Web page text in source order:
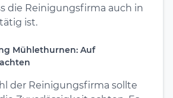
die Reinigungsfirma auch in
ist.
Mühlethurnen: Auf
der Reinigungsfirma sollte